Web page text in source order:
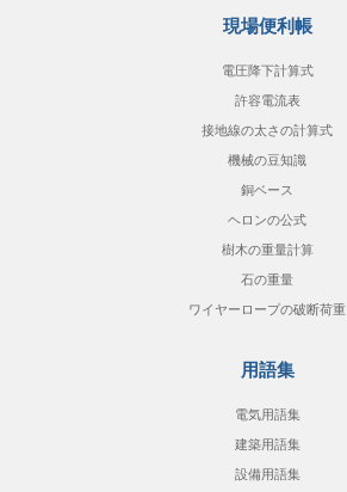
現場便利帳
電圧降下計算式
許容電流表
接地線の太さの計算式
機械の豆知識
銅ベース
ヘロンの公式
樹木の重量計算
石の重量
ワイヤーロープの破断荷重
用語集
電気用語集
建築用語集
設備用語集